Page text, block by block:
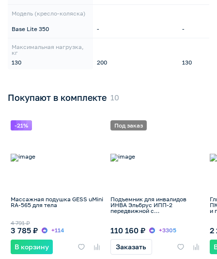
Модель (кресло-коляска)
Base Lite 350
Максимальная нагрузка,
кг
130
-
200
-
130
Покупают в комплекте
-21%
Массажная подушка GESS uMini
RA-565 для тела
3 785 ₽
4 791 ₽
+114
В корзину
Под заказ
Подъемник для инвалидов
ИНВА Эльбрус ИПП-2
передвижной с
175кг
110 160 ₽ +3305
Заказать
и
2